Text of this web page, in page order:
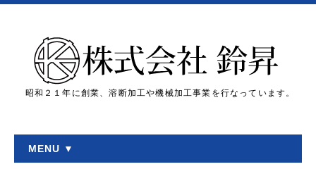
昭和２１年に創業、溶断加工や機械加工事業を行なっています。
MENU ▼